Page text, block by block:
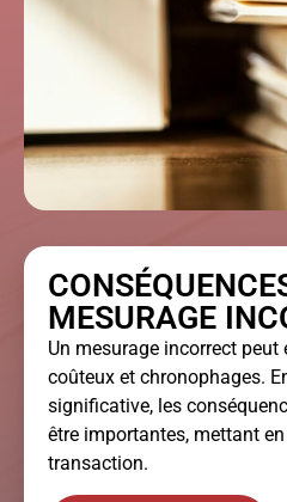
MESURAGE
Un mesurage incorrect
coûteux et chronophages.
significative, les
être importantes, mettant
transaction.